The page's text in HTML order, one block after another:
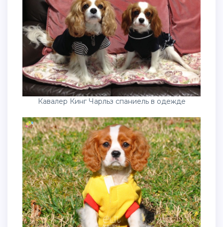
Кавалер Кинг Чарльз спаниель в одежде